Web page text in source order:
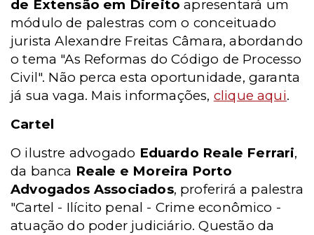
de Extensão em Direitoapresentará um
módulo de palestras com o conceituado
jurista Alexandre Freitas Câmara, abordando
o tema "As Reformas do Código de Processo
Civil". Não perca esta oportunidade, garanta
já sua vaga. Mais informações, clique aqui.
Cartel
O ilustre advogado Eduardo Reale Ferrari,
da banca Reale e Moreira Porto
Advogados Associados, proferirá a palestra
"Cartel - Ilícito penal - Crime econômico -
atuação do poder judiciário. Questão da